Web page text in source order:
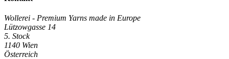
Wollerei - Premium Yarns made in Europe
Lützowgasse 14
5. Stock
1140 Wien
Österreich